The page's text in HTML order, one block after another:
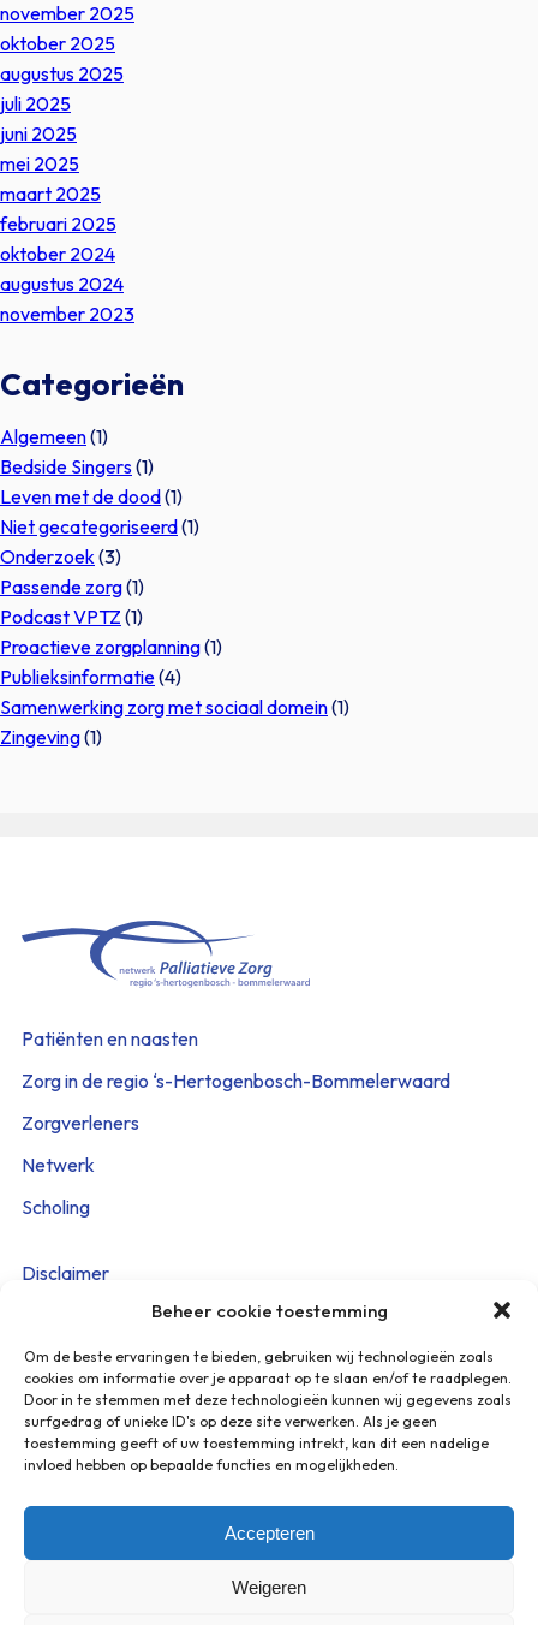
Beheer cookie toestemming
Om de beste ervaringen te bieden, gebruiken wij technologieën zoals
cookies om informatie over je apparaat op te slaan en/of te raadplegen.
Door in te stemmen met deze technologieën kunnen wij gegevens zoals
surfgedrag of unieke ID's op deze site verwerken. Als je geen
toestemming geeft of uw toestemming intrekt, kan dit een nadelige
invloed hebben op bepaalde functies en mogelijkheden.
Accepteren
Weigeren
november 2025
oktober 2025
augustus 2025
juli 2025
juni 2025
mei 2025
maart 2025
februari 2025
oktober 2024
augustus 2024
november 2023
Categorieën
Algemeen(1)
Bedside Singers(1)
Leven met de dood(1)
Niet gecategoriseerd(1)
Onderzoek(3)
Passende zorg(1)
Podcast VPTZ (1)
Proactieve zorgplanning(1)
Publieksinformatie(4)
Samenwerking zorg met sociaal domein(1)
Zingeving(1)
Patiënten en naasten
Zorg in de regio ‘s-Hertogenbosch-Bommelerwaard
Zorgverleners
Netwerk
Scholing
Disclaimer
Cookieverklaring
Privacy Policy
Beveiligingskwetsbaarheid melden
Heeft u vragen? Stuur een mail naar:
U ontvangt een reactie binnen 2 werkdagen.